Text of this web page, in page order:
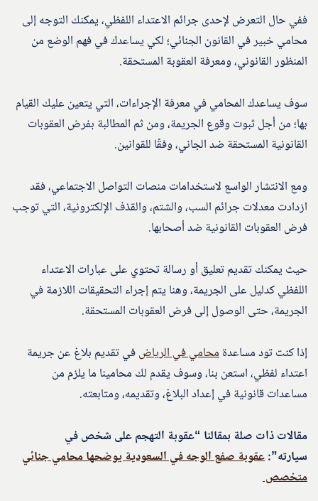
ففي حال التعرض لإحدى جرائم الاعتداء اللفظي، يمكنك التوجه إلى
محامي خبير في القانون الجنائي؛ لكي يساعدك في فهم الوضع من
المنظور القانوني، ومعرفة العقوبة المستحقة.
سوف يساعدك المحامي في معرفة الإجراءات، التي يتعين عليك القيام
بها؛ من أجل ثبوت وقوع الجريمة، ومن ثم المطالبة بفرض العقوبات
القانونية المستحقة ضد الجاني، وفقًا للقوانين.
ومع الانتشار الواسع لاستخدامات منصات التواصل الاجتماعي، فقد
ازدادت معدلات جرائم السب، والشتم، والقذف الإلكترونية، التي توجب
فرض العقوبات القانونية ضد أصحابها.
حيث يمكنك تقديم تعليق أو رسالة تحتوي على عبارات الاعتداء
اللفظي كدليل على الجريمة، وهنا يتم إجراء التحقيقات اللازمة في
الجريمة، حتى الوصول إلى فرض العقوبات المستحقة.
إذا كنت تود مساعدةمحامي في الرياضفي تقديم بلاغ عن جريمة
اعتداء لفظي، استعن بنا، وسوف يقدم لك محامينا ما يلزم من
مساعدات قانونية في إعداد البلاغ، وتقديمه، ومتابعته.
مقالات ذات صلة بمقالنا “عقوبة التهجم على شخص في
سيارته”:عقوبة صفع الوجه في السعودية يوضحها محامي جنائي
متخصص